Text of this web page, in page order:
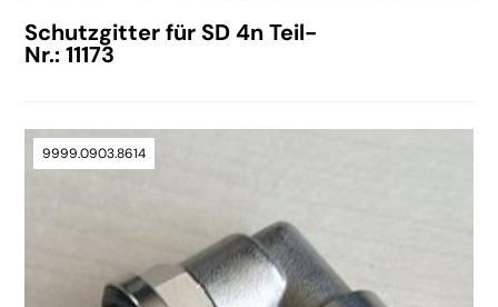
Schutzgitter für SD 4n Teil-
Nr.: 11173
9999.0903.8614